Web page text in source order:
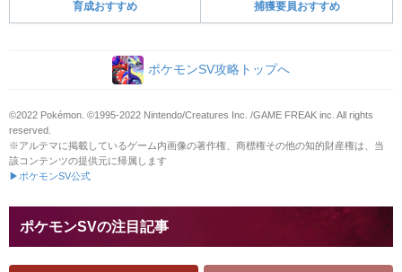
育成おすすめ 捕獲要員おすすめ
ポケモンSV攻略トップへ
©2022 Pokémon. ©1995-2022 Nintendo/Creatures Inc. /GAME FREAK inc. All rights
reserved.
※アルテマに掲載しているゲーム内画像の著作権、商標権その他の知的財産権は、当
該コンテンツの提供元に帰属します
▶ポケモンSV公式
ポケモンSVの注目記事